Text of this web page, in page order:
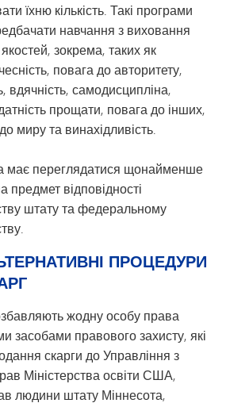
їхню кількість. Такі програми
навчання з виховання
зокрема, таких як
повага до авторитету,
вдячність, самодисципліна,
прощати, повага до інших,
миру та винахідливість.
має переглядатися щонайменше
предмет відповідності
штату та федеральному
ПРОЦЕДУРИ
жодну особу права
засобами правового захисту, які
скарги до Управління з
Міністерства освіти США,
людини штату Міннесота,